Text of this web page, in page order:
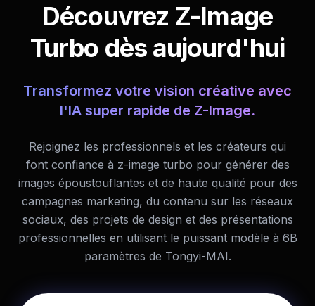
Découvrez Z-Image
Turbo dès aujourd'hui
Transformez votre vision créative avec
l'IA super rapide de Z-Image.
Rejoignez les professionnels et les créateurs qui
font confiance à z-image turbo pour générer des
images époustouflantes et de haute qualité pour des
campagnes marketing, du contenu sur les réseaux
sociaux, des projets de design et des présentations
professionnelles en utilisant le puissant modèle à 6B
paramètres de Tongyi-MAI.